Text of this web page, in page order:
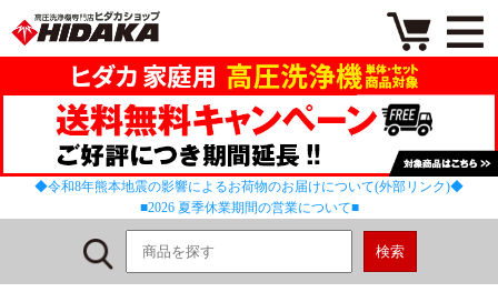
◆令和8年熊本地震の影響によるお荷物のお届けについて(外部リンク)◆
■2026 夏季休業期間の営業について■